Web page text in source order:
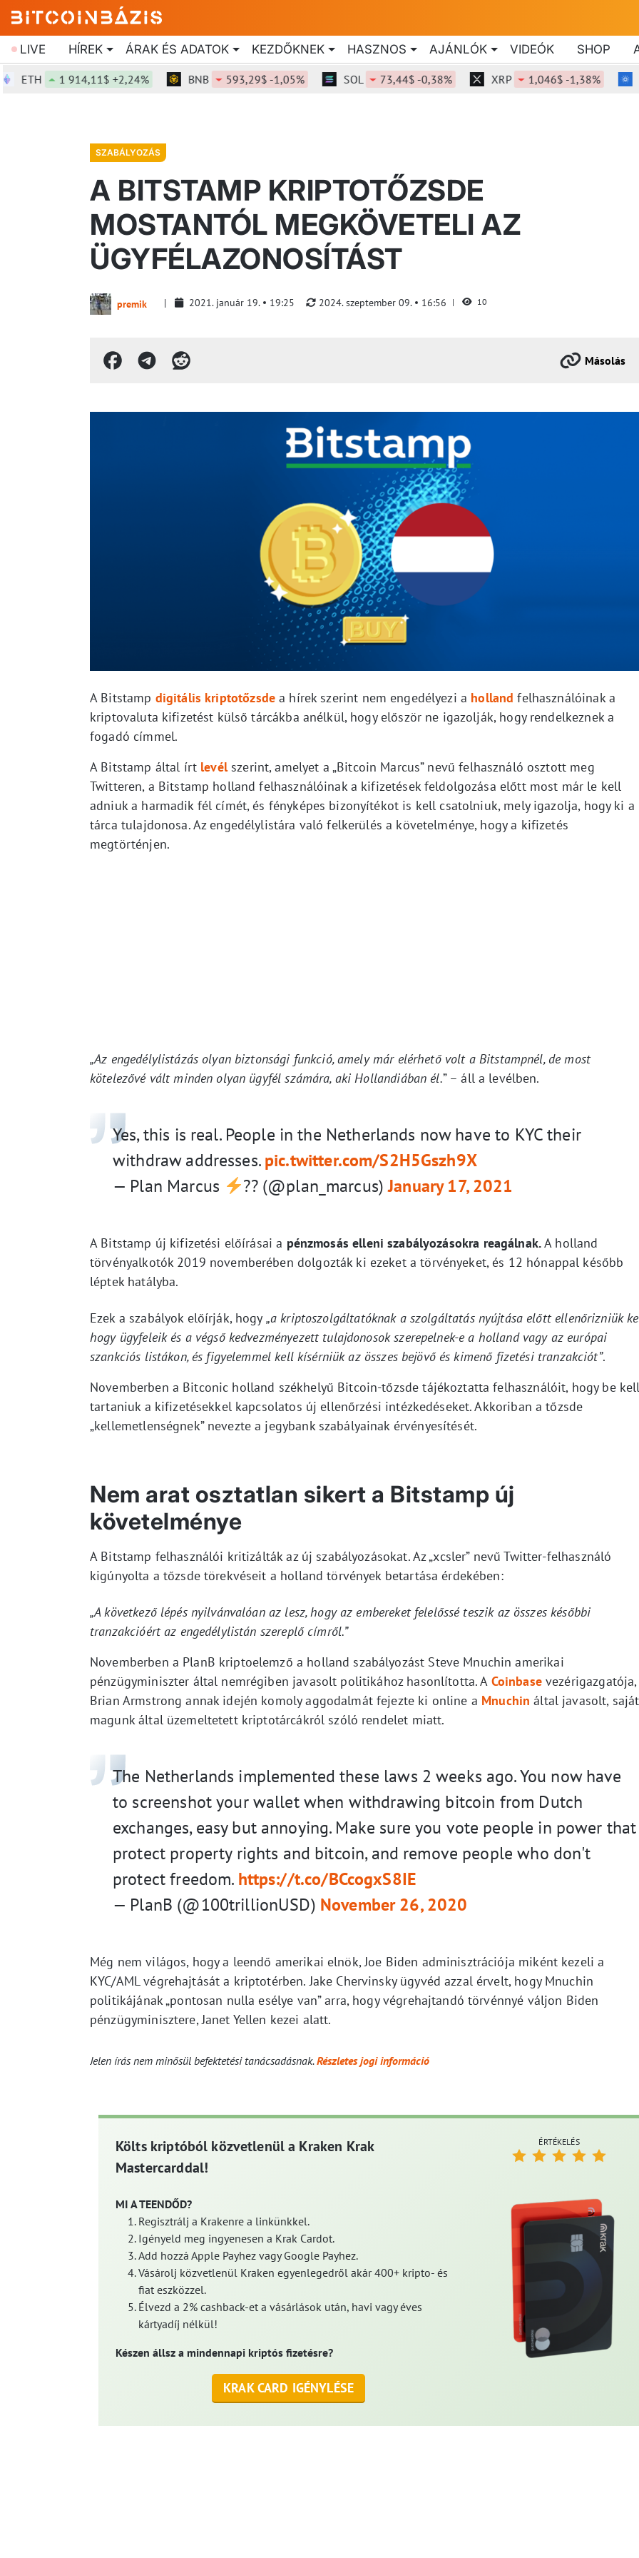
LIVE HÍREK ÁRAK ÉS ADATOK KEZDŐKNEK HASZNOS AJÁNLÓK VIDEÓK SHOP
1 914,11$ +2,24% BNB 593,29$ -1,05% SOL 73,44$ -0,38% XRP 1,046$ -1,38% ADA
SZABÁLYOZÁS
A BITSTAMP KRIPTOTŐZSDE
MOSTANTÓL MEGKÖVETELI AZ
ÜGYFÉLAZONOSÍTÁST
premik 2021. január 19. 19:25 2024. szeptember 09. 16:56 10
Másolás
A Bitstamp digitális kriptotőzsdea hírek szerint nem engedélyezi a holland felhasználóinak a
kriptovaluta kifizetést külső tárcákba anélkül, hogy először ne igazolják, hogy rendelkeznek a
fogadó címmel.
A Bitstamp által írt levélszerint, amelyet a „Bitcoin Marcus” nevű felhasználó osztott meg
Twitteren, a Bitstamp holland felhasználóinak a kifizetések feldolgozása előtt most már le kell
adniuk a harmadik fél címét, és fényképes bizonyítékot is kell csatolniuk, mely igazolja, hogy ki a
tárca tulajdonosa. Az engedélylistára való felkerülés a követelménye, hogy a kifizetés
megtörténjen.
„Az engedélylistázás olyan biztonsági funkció, amely már elérhető volt a Bitstampnél, de most
kötelezővé vált minden olyan ügyfél számára, aki Hollandiában él.” – áll a levélben.
Yes, this is real. People in the Netherlands now have to KYC their
withdraw addresses.pic.twitter.com/S2H5Gszh9X
— Plan Marcus
?? (@plan_marcus)January 17, 2021
A Bitstamp új kifizetési előírásai a pénzmosás elleni szabályozásokra reagálnak.A holland
törvényalkotók 2019 novemberében dolgozták ki ezeket a törvényeket, és 12 hónappal később
léptek hatályba.
Ezek a szabályok előírják, hogy „a kriptoszolgáltatóknak a szolgáltatás nyújtása előtt ellenőrizniük
hogy ügyfeleik és a végső kedvezményezett tulajdonosok szerepelnek-e a holland vagy az európai
szankciós listákon, és figyelemmel kell kísérniük az összes bejövő és kimenő fizetési tranzakciót”.
Novemberben a Bitconic holland székhelyű Bitcoin-tőzsde tájékoztatta felhasználóit, hogy be
tartaniuk a kifizetésekkel kapcsolatos új ellenőrzési intézkedéseket. Akkoriban a tőzsde
„kellemetlenségnek” nevezte a jegybank szabályainak érvényesítését.
Nem arat osztatlan sikert a Bitstamp új
követelménye
A Bitstamp felhasználói kritizálták az új szabályozásokat. Az „xcsler” nevű Twitter-felhasználó
kigúnyolta a tőzsde törekvéseit a holland törvények betartása érdekében:
„A következő lépés nyilvánvalóan az lesz, hogy az embereket felelőssé teszik az összes későbbi
tranzakcióért az engedélylistán szereplő címről.”
Novemberben a PlanB kriptoelemző a holland szabályozást Steve Mnuchin amerikai
pénzügyminiszter által nemrégiben javasolt politikához hasonlította. A Coinbasevezérigazgatója,
Brian Armstrong annak idején komoly aggodalmát fejezte ki online a Mnuchin által javasolt, saját
magunk által üzemeltetett kriptotárcákról szóló rendelet miatt.
The Netherlands implemented these laws 2 weeks ago. You now have
to screenshot your wallet when withdrawing bitcoin from Dutch
exchanges, easy but annoying. Make sure you vote people in power that
protect property rights and bitcoin, and remove people who don't
protect freedom. https://t.co/BCcogxS8IE
— PlanB (@100trillionUSD) November 26, 2020
Még nem világos, hogy a leendő amerikai elnök, Joe Biden adminisztrációja miként kezeli a
KYC/AML végrehajtását a kriptotérben. Jake Chervinsky ügyvéd azzal érvelt, hogy Mnuchin
politikájának „pontosan nulla esélye van” arra, hogy végrehajtandó törvénnyé váljon Biden
pénzügyminisztere, Janet Yellen kezei alatt.
Jelen írás nem minősül befektetési tanácsadásnak.Részletes jogi információ
Költs kriptóból közvetlenül a Kraken Krak
Mastercarddal!
MI A TEENDŐD?
Regisztrálj a Krakenre a linkünkkel.
Igényeld meg ingyenesen a Krak Cardot.
Add hozzá Apple Payhez vagy Google Payhez.
Vásárolj közvetlenül Kraken egyenlegedről akár 400+ kripto- és
fiat eszközzel.
Élvezd a 2% cashback-et a vásárlások után, havi vagy éves
kártyadíj nélkül!
Készen állsz a mindennapi kriptós fizetésre?
KRAK CARD IGÉNYLÉSE
ÉRTÉKELÉS